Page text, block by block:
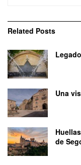
Related Posts
Una
de